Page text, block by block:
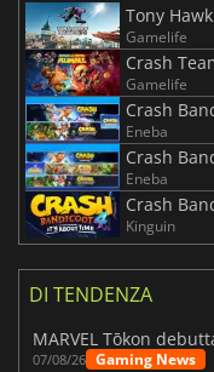
Tony
Gamelife
Crash
Gamelife
Crash
Eneba
Crash
Eneba
Crash
Kinguin
DI TENDENZA
07/08/26 Gaming News